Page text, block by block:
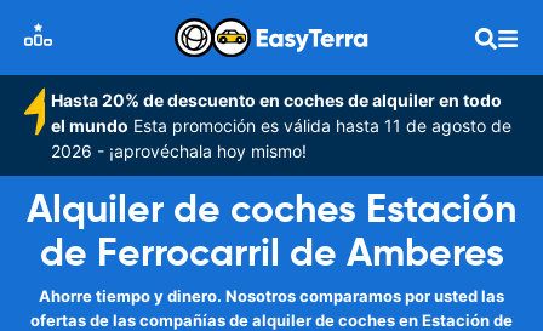
Hasta 20% de descuento en coches de alquiler en todo
el mundo Esta promoción es válida hasta 11 de agosto de
2026 - ¡aprovéchala hoy mismo!
Alquiler de coches Estación
de Ferrocarril de Amberes
Ahorre tiempo y dinero. Nosotros comparamos por usted las
ofertas de las compañías de alquiler de coches en Estación de